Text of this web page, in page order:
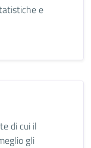
e
di cui il
gli